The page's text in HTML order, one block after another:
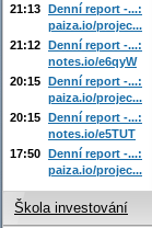
21:13 Denní report -...:
paiza.io/projec...
21:12 Denní report -...:
notes.io/e6qyW
20:15 Denní report -...:
paiza.io/projec...
20:15 Denní report -...:
notes.io/e5TUT
17:50 Denní report -...:
paiza.io/projec...
Škola investování